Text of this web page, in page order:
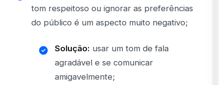
tom respeitoso ou ignorar as preferências
do público é um aspecto muito negativo;
Solução: usar um tom de fala
agradável e se comunicar
amigavelmente;